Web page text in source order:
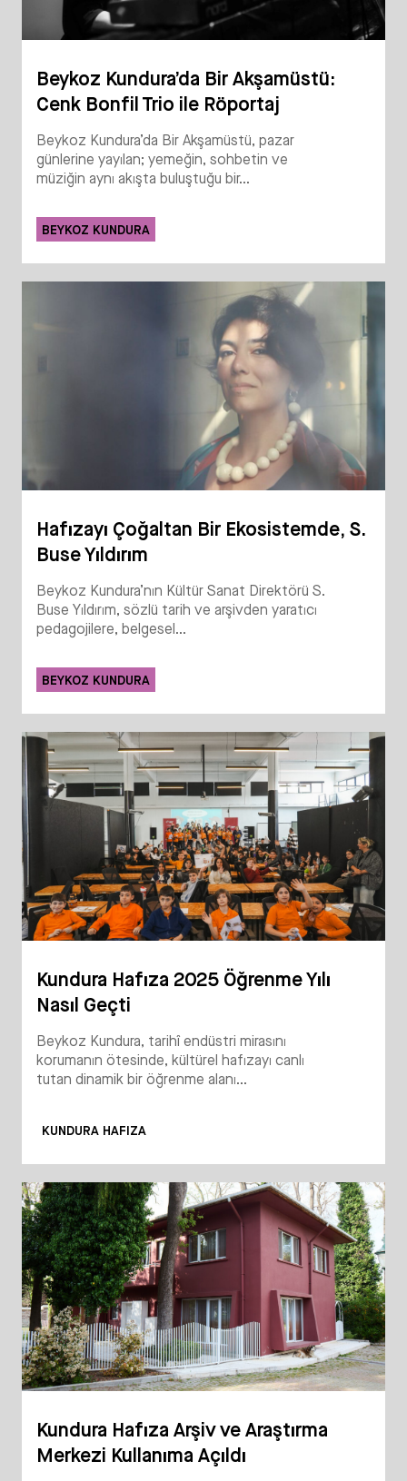
Beykoz Kundura’da Bir Akşamüstü:
Cenk Bonfil Trio ile Röportaj
Beykoz Kundura’da Bir Akşamüstü, pazar
günlerine yayılan; yemeğin, sohbetin ve
müziğin aynı akışta buluştuğu bir...
BEYKOZ KUNDURA
Hafızayı Çoğaltan Bir Ekosistemde, S.
Buse Yıldırım
Beykoz Kundura’nın Kültür Sanat Direktörü S.
Buse Yıldırım, sözlü tarih ve arşivden yaratıcı
pedagojilere, belgesel...
BEYKOZ KUNDURA
Kundura Hafıza 2025 Öğrenme Yılı
Nasıl Geçti
Beykoz Kundura, tarihî endüstri mirasını
korumanın ötesinde, kültürel hafızayı canlı
tutan dinamik bir öğrenme alanı...
KUNDURA HAFIZA
Kundura Hafıza Arşiv ve Araştırma
Merkezi Kullanıma Açıldı